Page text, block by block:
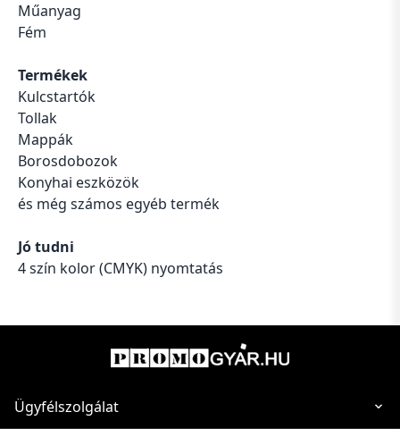
Műanyag
Fém
Termékek
Kulcstartók
Tollak
Mappák
Borosdobozok
Konyhai eszközök
és még számos egyéb termék
Jó tudni
4 szín kolor (CMYK) nyomtatás
Ügyfélszolgálat